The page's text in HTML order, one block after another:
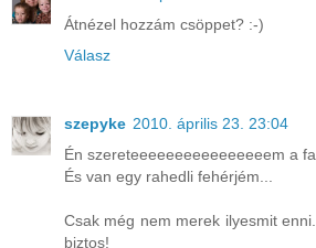
Átnézel hozzám csöppet? :-)
Válasz
szepyke 2010. április 23. 23:04
Én szereteeeeeeeeeeeeeeeem a
És van egy rahedli fehérjém...
Csak még nem merek ilyesmit
biztos!